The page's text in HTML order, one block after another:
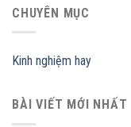
CHUYÊN MỤC
Kinh nghiệm hay
BÀI VIẾT MỚI NHẤT